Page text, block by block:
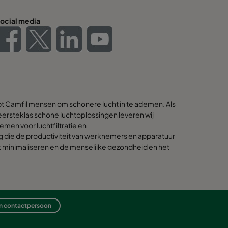
media
Camfil mensen om schonere lucht in te ademen. Als
schone luchtoplossingen leveren wij
voor luchtfiltratie en
de productiviteit van werknemers en apparatuur
en de menselijke gezondheid en het
van het product - rekening met de impact van
om ons heen. Door een frisse benadering van
contactpersoon